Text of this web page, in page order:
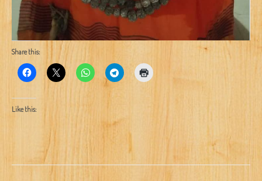
Share this:
Like this: